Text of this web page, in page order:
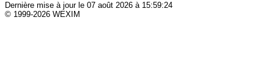
Dernière mise à jour le 07 août 2026 à 15:59:24
© 1999-2026 WEXIM